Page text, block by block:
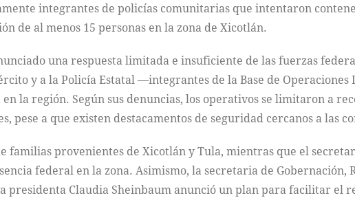
integrantes de policías comunitarias que intentaron
de al menos 15 personas en la zona de Xicotlán.
una respuesta limitada e insuficiente de las fuerzas
y a la Policía Estatal —integrantes de la Base de
la región. Según sus denuncias, los operativos se limitaron a
pese a que existen destacamentos de seguridad cercanos a las
familias provenientes de Xicotlán y Tula, mientras que el
federal en la zona. Asimismo, la secretaria de Gobernación,
presidenta Claudia Sheinbaum anunció un plan para facilitar el